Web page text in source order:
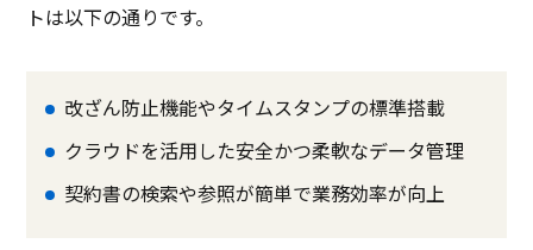
トは以下の通りです。
改ざん防止機能やタイムスタンプの標準搭載
クラウドを活用した安全かつ柔軟なデータ管理
契約書の検索や参照が簡単で業務効率が向上